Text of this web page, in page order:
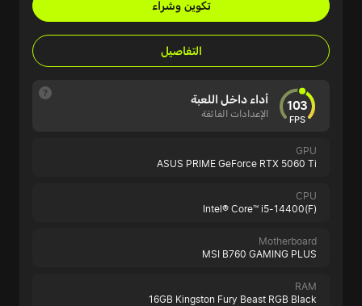
تكوين وشراء
التفاصيل
103
FPS
أداء داخل اللعبة
الإعدادات الفائقة
GPU
ASUS PRIME GeForce RTX 5060 Ti
CPU
Intel® Core™ i5-14400(F)
Motherboard
MSI B760 GAMING PLUS
RAM
16GB Kingston Fury Beast RGB Black